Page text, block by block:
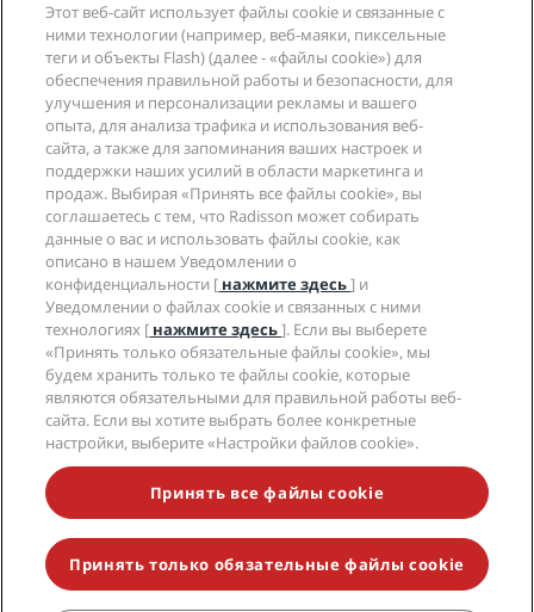
Blog
Направления
Новые и будущие отели
Приложение Radisson Hotels
Отели со статусом Sports Approved
Отели для семейного отдыха
Охрана здоровья и безопасность
Партнеры
Турагенты
Компания
Radisson Hotel Group
СМИ
Вакансии в RHG
Вакансии в PPHE
Вакансии в EHL
The Club by RHG
Возможности развития
Социально ответственный бизнес
Закупки
Юридическая информация
Центр конфиденциальности
Правовая оговорка
Условия и положения программы Radisson Rewards
Соглашение о пользовании сайтом
Цифровая доступность
Заявление о современном рабстве
Помощь
Уведомления для клиентов
Контактная информация
Часто задаваемые вопросы
Карта сайта
Социальные сети
Бренды Radisson Hotels
НЕ ПРОПУСТИТЕ НАШИ ПРЕДЛОЖЕНИЯ,
ПОЛЬЗУЮЩИЕСЯ НАИБОЛЬШЕЙ ПОПУЛЯРНОСТЬЮ
© 2026 Radisson Hotel Group.Все права защищены. RHG Radisson
Hotel Group, Radisson, Radisson RED, Radisson Blu, Radisson Collection,
Этот веб-сайт использует файлы cookie и связанные с
ними технологии (например, веб-маяки, пиксельные
теги и объекты Flash) (далее - «файлы cookie») для
обеспечения правильной работы и безопасности, для
улучшения и персонализации рекламы и вашего
опыта, для анализа трафика и использования веб-
сайта, а также для запоминания ваших настроек и
поддержки наших усилий в области маркетинга и
продаж. Выбирая «Принять все файлы cookie», вы
соглашаетесь с тем, что Radisson может собирать
данные о вас и использовать файлы cookie, как
описано в нашем Уведомлении о
конфиденциальности [ нажмите здесь] и
Уведомлении о файлах cookie и связанных с ними
технологиях [ нажмите здесь]. Если вы выберете
«Принять только обязательные файлы cookie», мы
будем хранить только те файлы cookie, которые
являются обязательными для правильной работы веб-
сайта. Если вы хотите выбрать более конкретные
настройки, выберите «Настройки файлов cookie».
Принять все файлы cookie
Принять только обязательные файлы cookie